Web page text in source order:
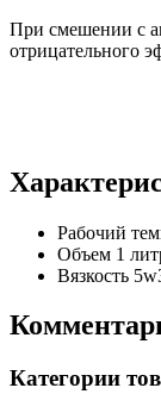
При смешении с
отрицательного
Рабочий
Объем 1
Вязкость
Категории